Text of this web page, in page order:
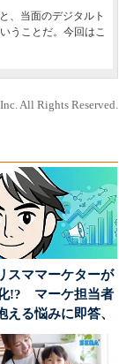
、当面のデジタルト
うことだ。今回はこ
All Rights Reserved.
スママーケターが
!? マーケ担当者
える悩みに即答、
は？